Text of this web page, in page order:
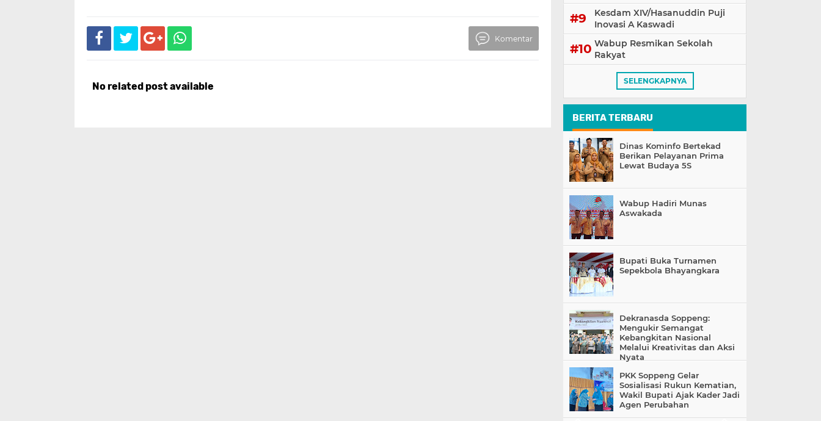
Komentar
No related post available
Kesdam XIV/Hasanuddin Puji
Inovasi A Kaswadi
Wabup Resmikan Sekolah
Rakyat
SELENGKAPNYA
BERITA TERBARU
Dinas Kominfo Bertekad
Berikan Pelayanan Prima
Lewat Budaya 5S
Wabup Hadiri Munas
Aswakada
Bupati Buka Turnamen
Sepekbola Bhayangkara
Dekranasda Soppeng:
Mengukir Semangat
Kebangkitan Nasional
Melalui Kreativitas dan Aksi
Nyata
PKK Soppeng Gelar
Sosialisasi Rukun Kematian,
Wakil Bupati Ajak Kader Jadi
Agen Perubahan